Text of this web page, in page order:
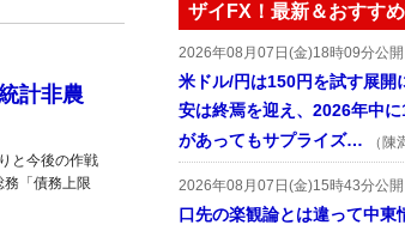
計非農
と今後の作戦
「債務上限
ザイFX！最新＆おすす
2026年08月07日(金)18時09分公開
米ドル/円は150円を試す展開
安は終焉を迎え、2026年中
があってもサプライズ…
（陳
2026年08月07日(金)15時43分公開
口先の楽観論とは違って中東